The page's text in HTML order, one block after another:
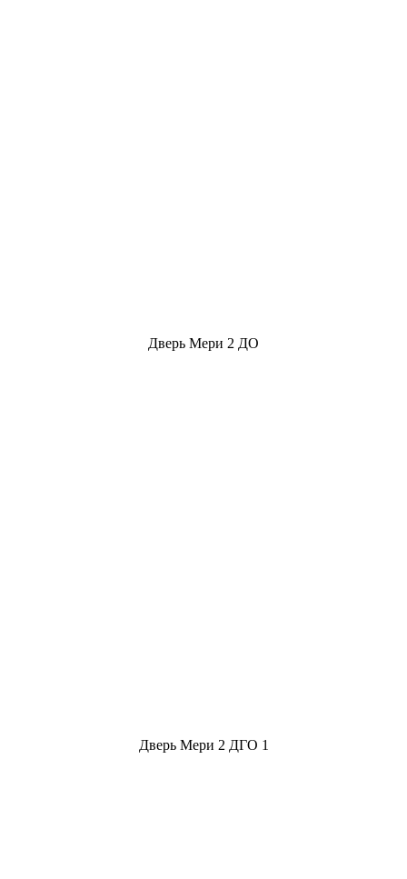
Дверь Мери 2 ДО
Дверь Мери 2 ДГО 1